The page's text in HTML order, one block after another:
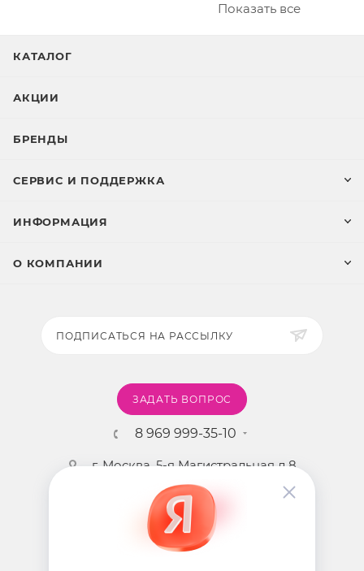
Показать все
КАТАЛОГ
АКЦИИ
БРЕНДЫ
СЕРВИС И ПОДДЕРЖКА
ИНФОРМАЦИЯ
О КОМПАНИИ
ПОДПИСАТЬСЯ НА РАССЫЛКУ
ЗАДАТЬ ВОПРОС
8 969 999-35-10
г. Москва, 5-я Магистральная д.8